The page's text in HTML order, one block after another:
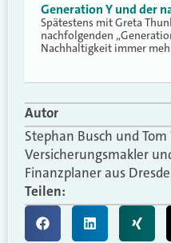
Generation Y und der
Spätestens mit Greta
nachfolgenden
Nachhaltigkeit immer
Autor
Stephan Busch und
Versicherungsmakler
Finanzplaner aus
Teilen: